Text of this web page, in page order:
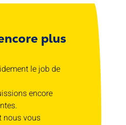
plus
le job de
encore
nous vous